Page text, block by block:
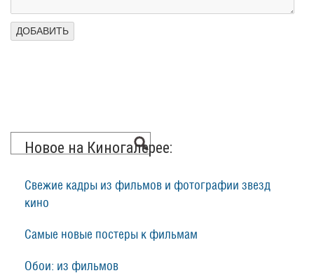
Новое на Киногалерее:
Свежие кадры из фильмов и фотографии звезд
кино
Самые новые постеры к фильмам
Обои: из фильмов